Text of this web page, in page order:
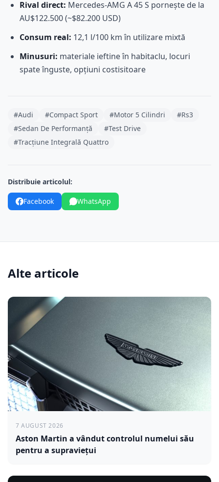
Rival direct: Mercedes-AMG A 45 S pornește de la
AU$122.500 (~$82.200 USD)
Consum real: 12,1 l/100 km în utilizare mixtă
Minusuri: materiale ieftine în habitaclu, locuri
spate înguste, opțiuni costisitoare
#Audi #Compact Sport #Motor 5 Cilindri
#Rs3
#Sedan De Performanță
#Test Drive
#Tracțiune Integrală Quattro
Distribuie articolul:
Facebook WhatsApp
Alte articole
7 AUGUST 2026
Aston Martin a vândut controlul numelui său
pentru a supraviețui